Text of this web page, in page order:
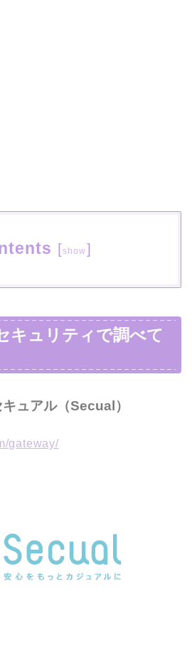
[show]
キュリティで調べて
ュアル（Secual）
gateway/